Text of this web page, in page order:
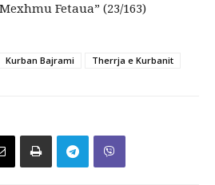
Fetaua” (23/163)
Kurban Bajrami Therrja e Kurbanit